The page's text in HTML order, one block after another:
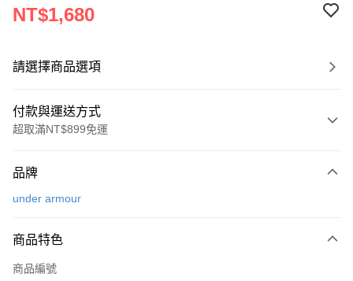
NT$1,680
請選擇商品選項
付款與運送方式
超取滿NT$899免運
信用卡一次付款
Apple Pay
街口支付
品牌
under armour
商品特色
商品編號